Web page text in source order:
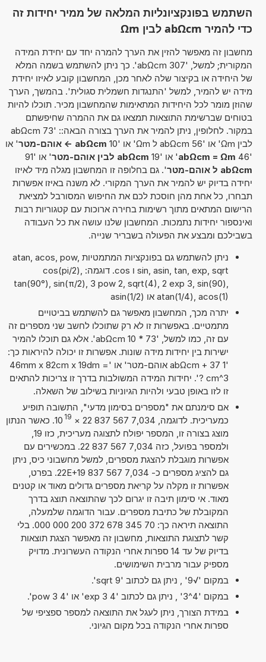
השתמש בפונקציונליות המלאה של ממיר יחידות זה
כדי להמיר abΩcm לבין Ωm
מחשבון זה מאפשר להזין את הערך להמרה יחד עם יחידת המידה
המקורית; למשל, '307 abΩcm'. כך ניתן להשתמש בשמה המלא
של היחידה או בקיצור שלה לאחר מכן, המחשבון קובע לאיזו יחידת
מידה יש להמיר, למשל 'התנגדות חשמלית סגולית'. בהמשך, הערך
שהוזן מומר לכל היחידות המתאימות שהמחשבון מכיר. תוכלו להיות
בטוחים שברשימת התוצאות תמצאו גם את ההמרה שחיפשתם
במקור. לחלופין, ניתן להמיר את הערך בצורה הבאה:: '73 abΩcm
לבין Ωm' או '56 abΩcm ל Ωm' או '10
abΩcm -> אוהם-מטר
' או
'46
abΩcm = Ωm' או '19 abΩcm לבין אוהם-מטר
' או '91
abΩcm ל אוהם-מטר
'. גם בחלופה זו המחשבון מגלה מיד לאיזו
יחידה בדיוק יש להמיר את הערך המקורי. לא משנה באיזו אפשרות
תבחרו, כל אחת מהן חוסכת לכם את החיפוש המסורבל למציאת
הרישום המתאים מתוך רשימות בחירה ארוכות עם קטגוריות רבות
ואינספור יחידות נתמכות. המחשבון שלנו עושה את כל העבודה
בשבילכם ומבצע את הפעולה בשבריר שנייה.
ניתן להשתמש גם בפונקציות המתמטיות atan, acos, pow,
sin, asin, tan, exp, sqrt ו cos. דוגמה: cos(pi/2),
tan(90°), sin(π/2), 3 pow 2, sqrt(4), 2 exp 3, sin(90),
atan(1/4), acos(1) או asin(1/2)
יתרה מכך, המחשבון מאפשר גם להשתמש בביטויים
מתמטיים. באפשרות זו לא רק שתוכלו לחשב שני מספרים זה
עם זה, כמו למשל, '73 * 10 abΩcm'. אלא גם תוכלו להמיר
ישירות בין יחידות מידה שונות. אפשרות זו יכולה להיראות כך:
'1 abΩcm + 37 אוהם-מטר' או '46mm x 82cm x 19dm =
? cm^3'. יחידות המידה המשולבות בדרך זו צריכות להתאים
זו לזו באופן טבעי ולהיות הגיוניות בשילוב של השאלה.
אם סימנתם את "מספרים בסימון מדעי", התשובה תופיע
כמעריכית. לדוגמה, 7,034 567 837 22
×
10 19
. כאשר הנתון
ולמספר בפועל, כזה 7,034 567 837 22. במכשירים עם
אפשרות מוגבלת להצגת מספרים, למשל מחשבוני כיס, ניתן
גם להציג מספרים כ- 7,034 567 837 22E+19. בפרט,
אפשרות זו מקלה על קריאת מספרים גדולים מאוד או קטנים
מאוד. אי סימון תיבה זו יגרום לכך שהתוצאה תוצג בדרך
המקובלת של כתיבת מספרים. עבור הדוגמה שלמעלה,
התוצאה תיראה כך: 70 345 678 372 200 000 000. בלי
קשר לתצוגת התוצאות, מחשבון זה מאפשר הצגת תוצאות
בדיוק של עד 14 ספרות אחרי הנקודה העשרונית. מדויק
מספיק עבור מרבית השימושים.
במקום '√9' , ניתן גם לכתוב 'sqrt 9'.
במקום '4^3' , ניתן גם לכתוב '4 exp 3' או '4 pow 3'.
במידת הצורך, ניתן לעגל את התוצאה למספר ספציפי של
ספרות אחרי הנקודה בכל מקום הגיוני.